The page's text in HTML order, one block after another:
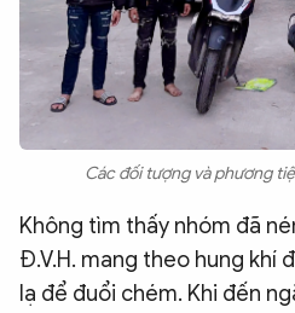
Các đối tượng và phương
Không tìm thấy nhóm đã
Đ.V.H. mang theo hung khí
lạ để đuổi chém. Khi đến